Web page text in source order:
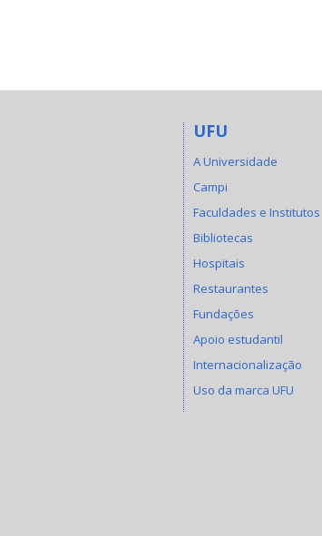
UFU
A Universidade
Campi
Faculdades e Institutos
Bibliotecas
Hospitais
Restaurantes
Fundações
Apoio estudantil
Internacionalização
Uso da marca UFU